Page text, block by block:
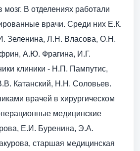
мозг. В отделениях работали
врачи. Среди них Е.К.
Зеленина, Л.Н. Власова, О.Н.
А.Ю. Фрагина, И.Г.
клиники - Н.П. Пампутис,
Катанский, Н.Н. Соловьев.
врачей в хирургическом
медицинские
Е.И. Буренина, Э.А.
старшая медицинская